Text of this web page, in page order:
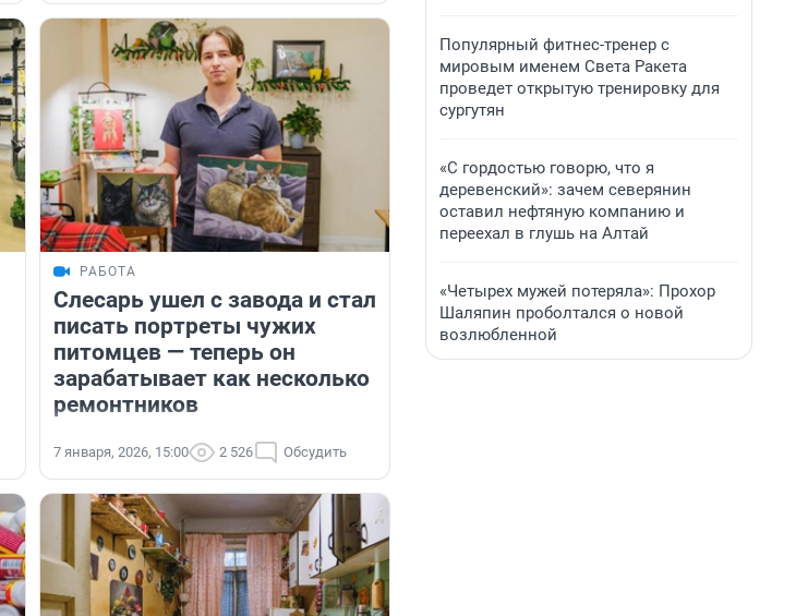
РАБОТА
Слесарь ушел с завода и стал
писать портреты чужих
питомцев — теперь он
зарабатывает как несколько
ремонтников
7 января, 2026, 15:00 2 526 Обсудить
Популярный фитнес-тренер с
мировым именем Света Ракета
проведет открытую тренировку для
сургутян
«С гордостью говорю, что я
деревенский»: зачем северянин
оставил нефтяную компанию и
переехал в глушь на Алтай
«Четырех мужей потеряла»: Прохор
Шаляпин проболтался о новой
возлюбленной